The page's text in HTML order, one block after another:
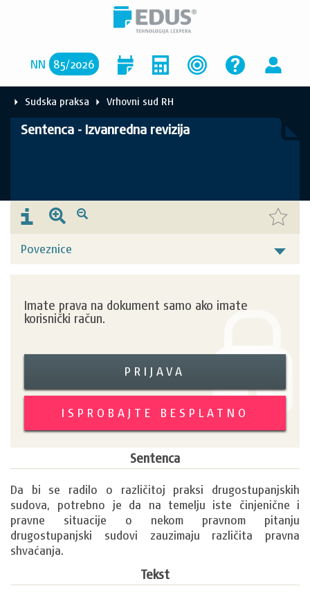
NN 85/2026
Sudska praksa Vrhovni sud RH
Sentenca - Izvanredna revizija
Poveznice
Imate prava na dokument samo ako imate
korisnički račun.
PRIJAVA
ISPROBAJTE BESPLATNO
Sentenca
Da bi se radilo o različitoj praksi drugostupanjskih
sudova, potrebno je da na temelju iste činjenične i
pravne situacije o nekom pravnom pitanju
drugostupanjski sudovi zauzimaju različita pravna
shvaćanja.
Tekst